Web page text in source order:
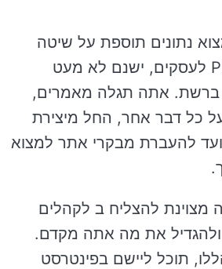
נתונים תוספת על שיטה
שימוש ב-Pinterest לעסקים, ישנם לא מעט
ברשת. אתה תגלה מאמרים,
על כל דבר אחר, החל מיצירת
ועד להעברת מבקרי אתר למצוא
מצוינת להצליח ב לקהלים
את מה אתה מקדם.
תוכל ליישם בפינטרסט